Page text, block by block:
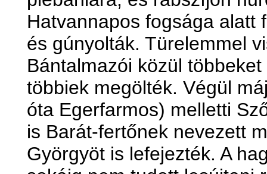
Hatvannapos fogsága alatt
és gúnyolták. Türelemmel
Bántalmazói közül
többiek megölték. Végül
óta Egerfarmos) melletti
is Barát-fertőnek nevezett
Györgyöt is lefejezték. A